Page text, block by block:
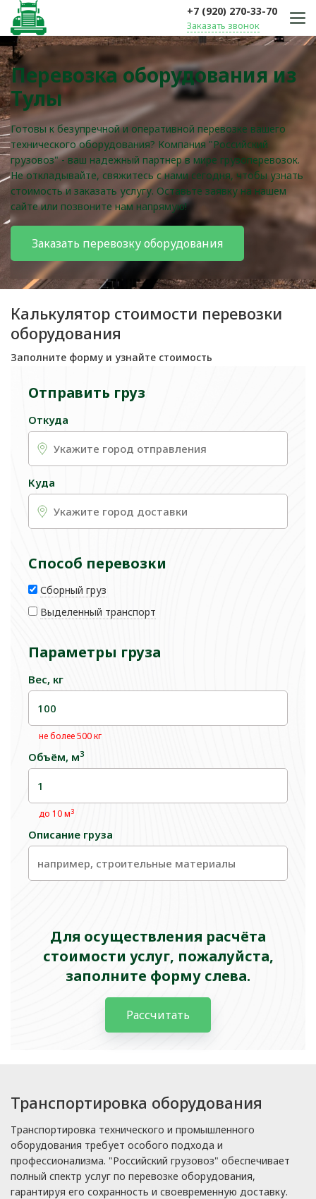
+7 (920) 270-33-70
Заказать звонок
Перевозка оборудования из
Тулы
Готовы к безупречной и оперативной перевозке вашего
технического оборудования? Компания "Российский
грузовоз" - ваш надежный партнер в мире грузоперевозок.
Не откладывайте, свяжитесь с нами сегодня, чтобы узнать
стоимость и заказать услугу. Оставьте заявку на нашем
сайте или позвоните нам напрямую!
Заказать перевозку оборудования
Калькулятор стоимости перевозки
оборудования
Заполните форму и узнайте стоимость
Отправить груз
Откуда
Куда
Способ перевозки
Сборный груз
Выделенный транспорт
Параметры груза
Вес, кг
не более 500 кг
Объём, м3
до 10 м3
Описание груза
Для осуществления расчёта
стоимости услуг, пожалуйста,
заполните форму слева.
Рассчитать
Транспортировка оборудования
Транспортировка технического и промышленного
оборудования требует особого подхода и
профессионализма. "Российский грузовоз" обеспечивает
полный спектр услуг по перевозке оборудования,
гарантируя его сохранность и своевременную доставку.